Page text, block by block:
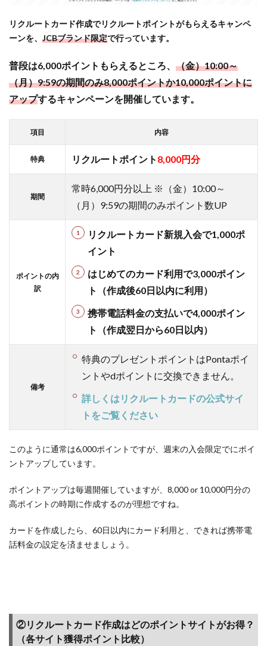
イ活す
るには
サイト
がお得
（過去
イント
7,000
円
分！）
【Powl】
はない
チリツモ
コンテン
ム】
主婦
幅広
く人
たく
さん
ンテ
ンツ
1.8
【モ
リクルートカード作成でリクルートポイントがもらえるキャンペ
ーンを、 JCBブランド限定で行っています。
普段は6,000ポイントもらえるところ、 （金）10:00～
（月）9:59の期間のみ8,000ポイントか10,000ポイントに
アップするキャンペーンを開催しています。
項目 内容
特典 リクルートポイント 8 ,000円分
期間
常時6,000円分以上 ※（金）10:00～
（月）9:59の期間のみポイント数UP
ポイントの内
訳
リクルートカード新規入会で1 ,000ポ
イント
はじめてのカード利用で3 ,000ポイン
ト（作成後60日以内に利用）
携帯電話料金の支払いで4,000ポイン
ト（作成翌日から60日以内）
備考
特典のプレゼントポイントはPontaポイ
ントやdポイントに交換できません。
詳しくはリクルートカードの公式サイ
トをご覧ください
このように通常は6,000ポイントですが、週末の入会限定でにポイ
ントアップしています。
ポイントアップは毎週開催していますが、8,000 or 10,000円分の
高ポイントの時期に作成するのが理想ですね。
カードを作成したら、60日以内にカード利用と、できれば携帯電
話料金の設定を済ませましょう。
②リクルートカード作成はどのポイントサイトがお得？
（各サイト獲得ポイント比較）